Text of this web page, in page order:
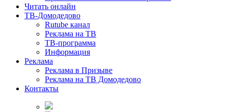
Читать онлайн
ТВ-Домодедово
Rutube канал
Реклама на ТВ
ТВ-программа
Информация
Реклама
Реклама в Призыве
Реклама на ТВ Домодедово
Контакты